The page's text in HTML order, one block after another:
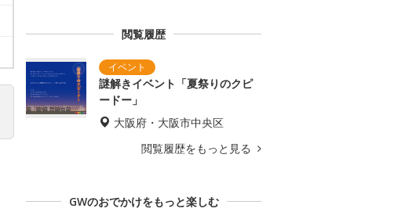
閲覧履歴
謎解きイベント「夏祭りのクピ
ードー」
大阪府・大阪市中央区
閲覧履歴をもっと見る
GWのおでかけをもっと楽しむ